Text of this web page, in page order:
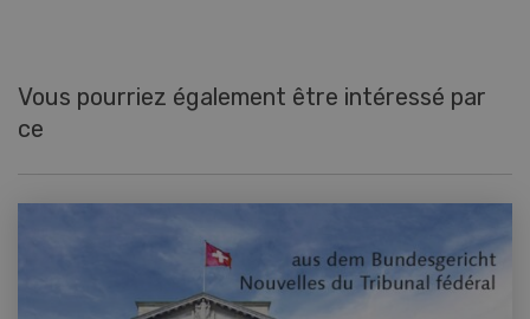
Vous pourriez également être intéressé par
ce